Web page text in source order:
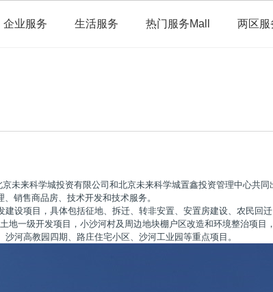
企业服务 生活服务 热门服务Mall 两区服
来科学城投资有限公司和北京未来科学城置鑫投资管理中心共同
销售商品房、技术开发和技术服务。
设项目，具体包括征地、拆迁、转非安置、安置房建设、农民回
一级开发项目，小沙河村及周边地块棚户区改造和环境整治项目
河高教园四期、路庄住宅小区、沙河工业园等重点项目。